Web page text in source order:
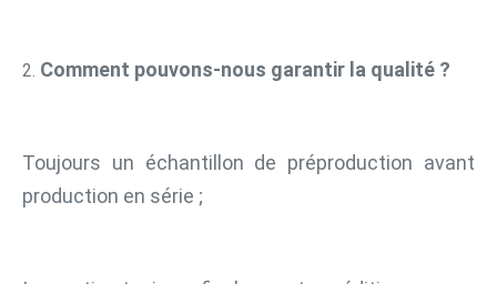
2. Comment pouvons-nous garantir la qualité ?
Toujours un échantillon de préproduction avant
production en série ;